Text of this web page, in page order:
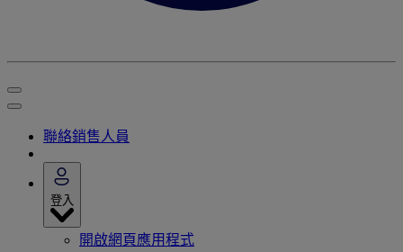
聯絡銷售人員
登入
開啟網頁應用程式